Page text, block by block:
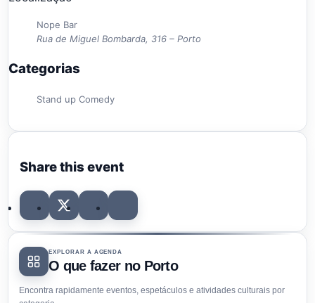
Nope Bar
Rua de Miguel Bombarda, 316 – Porto
Categorias
Stand up Comedy
Share this event
EXPLORAR A AGENDA
O que fazer no Porto
Encontra rapidamente eventos, espetáculos e atividades culturais por